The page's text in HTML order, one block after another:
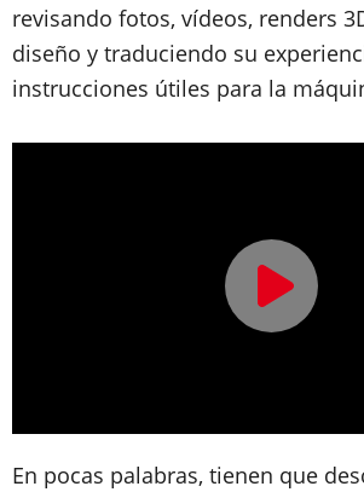
revisando fotos, vídeos, renders
diseño y traduciendo su
instrucciones útiles para la
En pocas palabras, tienen que